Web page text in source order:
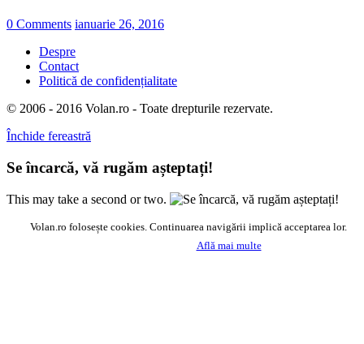
0 Comments ianuarie 26, 2016
Despre
Contact
Politică de confidențialitate
© 2006 - 2016 Volan.ro - Toate drepturile rezervate.
Închide fereastră
Se încarcă, vă rugăm așteptați!
This may take a second or two.
Volan.ro folosește cookies. Continuarea navigării implică acceptarea lor.
Află mai multe